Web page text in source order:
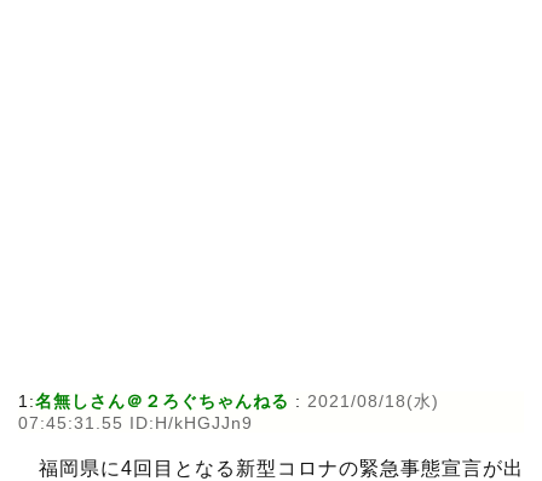
1:名無しさん＠２ろぐちゃんねる : 2021/08/18(水)
07:45:31.55 ID:H/kHGJJn9
福岡県に4回目となる新型コロナの緊急事態宣言が出